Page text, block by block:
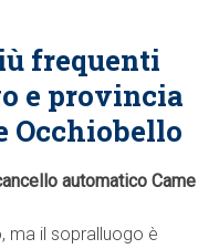
frequenti
e provincia
Occhiobello
automatico Came
ma il sopralluogo è